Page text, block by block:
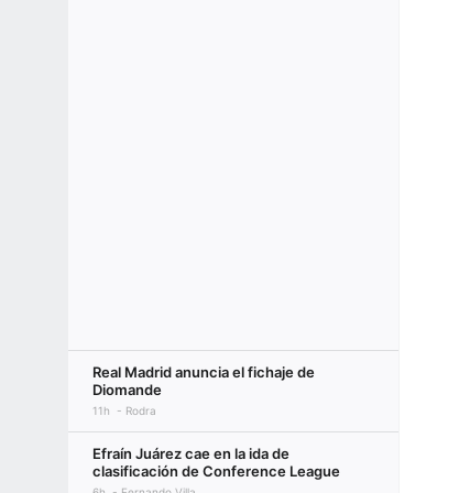
Real Madrid anuncia el fichaje de
Diomande
11h Rodra
Efraín Juárez cae en la ida de
clasificación de Conference League